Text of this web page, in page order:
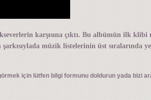
karşısına çıktı. Bu albümün ilk
müzik listelerinin üst sıralarında
için lütfen bilgi formunu doldurun yada bizi